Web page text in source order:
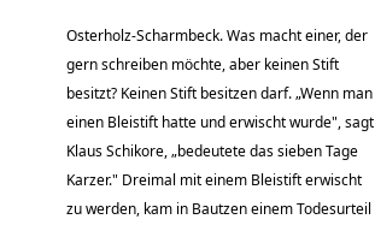
Osterholz-Scharmbeck.Was macht einer, der
gern schreiben möchte, aber keinen Stift
besitzt? Keinen Stift besitzen darf. „Wenn man
einen Bleistift hatte und erwischt wurde", sagt
Klaus Schikore, „bedeutete das sieben Tage
Karzer." Dreimal mit einem Bleistift erwischt
zu werden, kam in Bautzen einem Todesurteil